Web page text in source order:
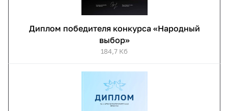
Диплом победителя конкурса «Народный
выбор»
184,7 Кб